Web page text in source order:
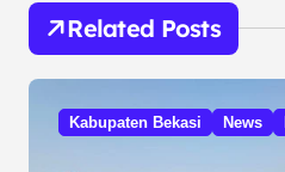
a
s
Related Posts
Kabupaten Bekasi News